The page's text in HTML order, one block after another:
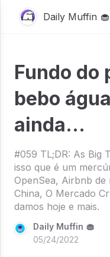
Daily Muffin 🧁
Fundo do
bebo
ainda...
#059 TL;DR: As Big
isso que é um
OpenSea, Airbnb de
China, O Mercado
damos hoje e mais.
Daily Muffin 🧁
05/24/2022